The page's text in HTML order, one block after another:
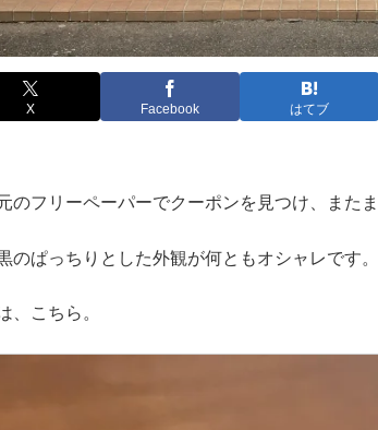
X Facebook はてブ
のフリーペーパーでクーポンを見つけ、また
のぱっちりとした外観が何ともオシャレです。
、こちら。